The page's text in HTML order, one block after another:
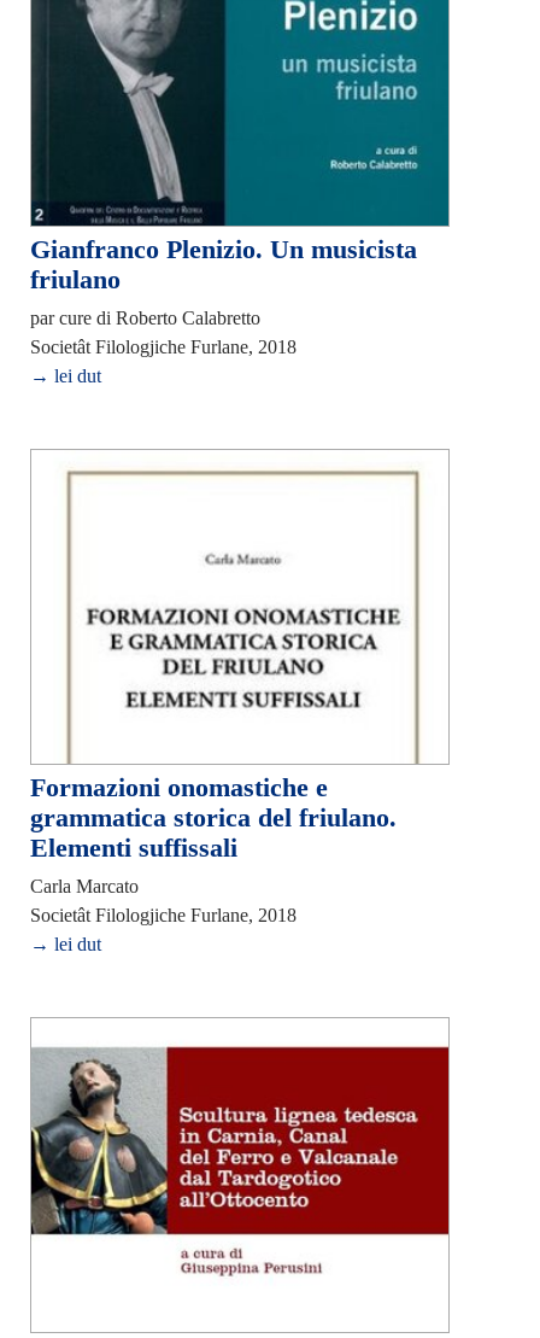
Gianfranco Plenizio. Un musicista
friulano
par cure di Roberto Calabretto
Societât Filologjiche Furlane, 2018
→ lei dut
Formazioni onomastiche e
grammatica storica del friulano.
Elementi suffissali
Carla Marcato
Societât Filologjiche Furlane, 2018
→ lei dut